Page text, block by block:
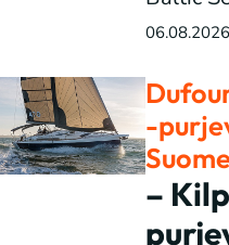
06.08.2026
-
–